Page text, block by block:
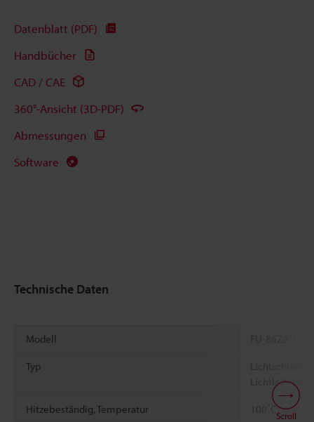
Datenblatt (PDF)
Handbücher
CAD / CAE
360°-Ansicht (3D-PDF)
Abmessungen
Software
Technische Daten
Modell FU-86ZA
Typ
Hitzebeständig, Temperatur 100˚C*2*3
Scroll